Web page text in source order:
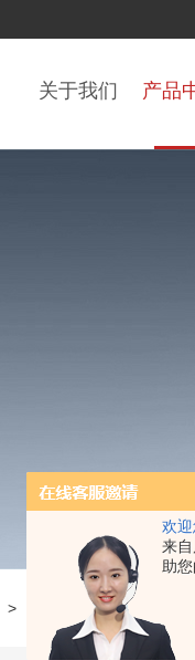
欢迎
来
助
关于我们 产品
> EDX1800B钢材成分 不